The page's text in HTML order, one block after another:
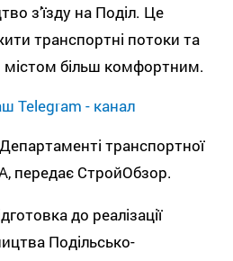
з’їзду на Поділ. Це
транспортні потоки та
містом більш комфортним.
Telegram - канал
транспортної
передає СтройОбзор.
до реалізації
Подільсько-